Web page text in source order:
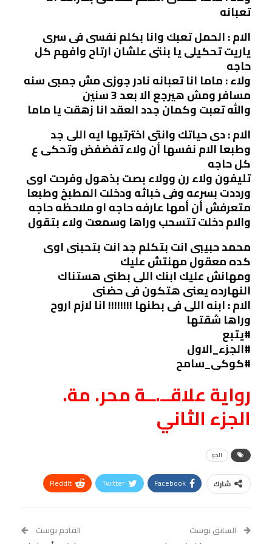
تعبانه
الام : الحمل تعبك وانا بكلم نفسى فى سرى
ياريت تحكيلى يا بنتى علشان ارتاح وافهم كل
حاجه
ولاء : ماما انا تعبانه نادر جوزى مش جمبى سنه
مسافر ومش هيرجع الا بعد 3 سنين
والله تعبت وكمان جدد العقد انا زهقت يا ماما
الام : دى حياتك وانتى اخترتيها ايه اللى جد
وطبعا الام نفسها أن ولاء تفضفض وتحكى ع
كل حاجه
تليفون ولاء رن وولاء بصت بذهول وفرحت اوى
ورددت بسرعه وفى خباثه ودخلت المطبخ وطبعا
متعرفش أن أمها عارفه حاجه او ملاحظه حاجه
والام دخلت تتسحب وراها وسمعت ولاء بتقول
محمد حبيبى انت بتكلم جد انت بتحبنى اوى
كده معقول مهنتش عليك
ومهانش عليك ابنك اللى بطنى هستناك
النهارده يعنى هتكون فى حضنى
الام : ابنه اللى فى بطنها !!!!!!!! انا لازم اروح
وراها شقتها
#يتبع
#الجزء_الاول
#كوكى_سامح
رواية علاقــ.ــة محر. مة.
الجزء الثاني
الجو
شارك Facebook
Twitter
ReddIt
Tumblr
السابق بوست القادم بوست